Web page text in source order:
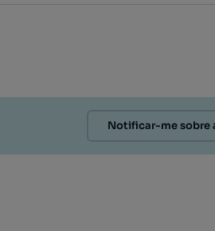
Notificar-me sobre